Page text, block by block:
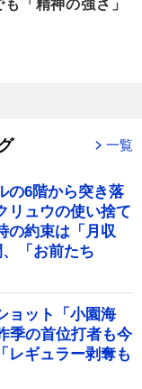
「精神の強さ」
一覧
の6階から突き落
ュウの使い捨て
約束は「月収
「お前たち
ョット「小園海
季の首位打者も今
ギュラー剥奪も